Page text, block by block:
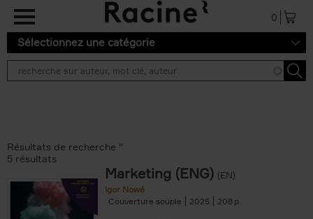
Aller au contenu principal
0
Sélectionnez une catégorie
Résultats de recherche ''
5 résultats
Marketing (ENG) (EN)
Igor Nowé
Couverture souple
2025 208